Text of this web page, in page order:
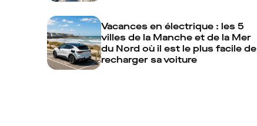
Vacances en électrique : les 5
villes de la Manche et de la Mer
du Nord où il est le plus facile de
recharger sa voiture